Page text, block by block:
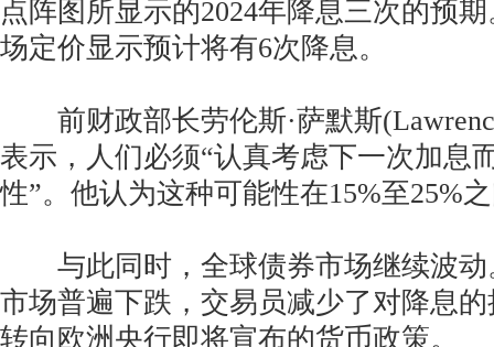
点阵图所显示的2024年降息三次的预
场定价显示预计将有6次降息。
前财政部长劳伦斯·萨默斯
表示，人们必须“认真考虑下一次加息
性”。他认为这种可能性在15%至25%
与此同时，全球债券市场继续波动
市场普遍下跌，交易员减少了对降息
转向欧洲央行即将宣布的货币政策。